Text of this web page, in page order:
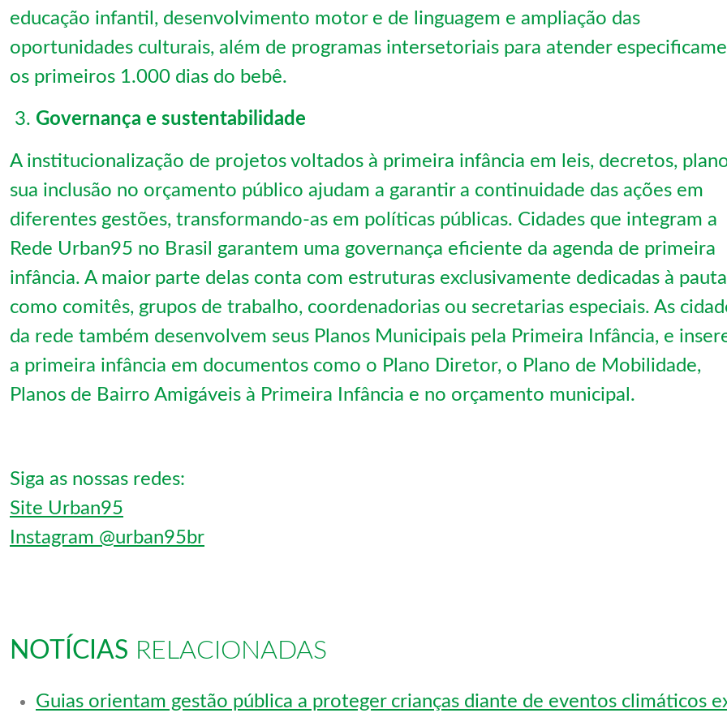
educação infantil, desenvolvimento motor e de linguagem e ampliação das
oportunidades culturais, além de programas intersetoriais para atender
os primeiros 1.000 dias do bebê.
Governança e sustentabilidade
A institucionalização de projetos voltados à primeira infância em leis, decretos,
sua inclusão no orçamento público ajudam a garantir a continuidade das ações em
diferentes gestões, transformando-as em políticas públicas. Cidades que integram a
Rede Urban95 no Brasil garantem uma governança eficiente da agenda de primeira
infância. A maior parte delas conta com estruturas exclusivamente dedicadas à
como comitês, grupos de trabalho, coordenadorias ou secretarias especiais. As
da rede também desenvolvem seus Planos Municipais pela Primeira Infância, e
a primeira infância em documentos como o Plano Diretor, o Plano de Mobilidade,
Planos de Bairro Amigáveis à Primeira Infância e no orçamento municipal.
Siga as nossas redes:
Site Urban95
Instagram @urban95br
NOTÍCIAS RELACIONADAS
Guias orientam gestão pública a proteger crianças diante de eventos climáticos